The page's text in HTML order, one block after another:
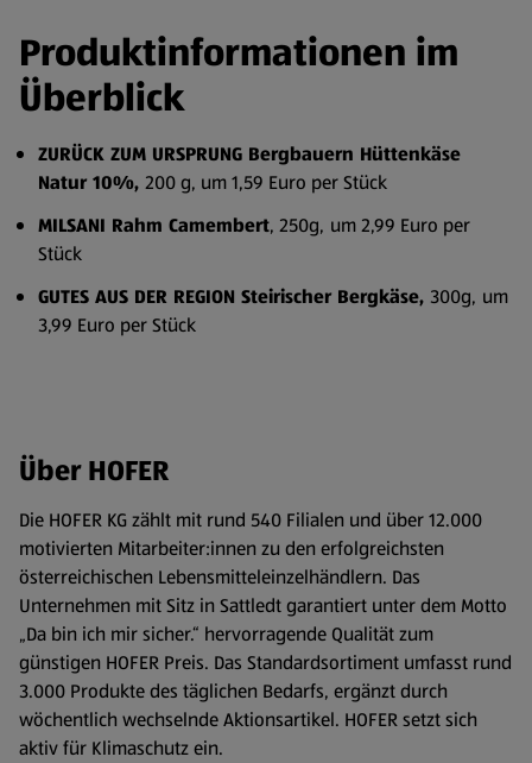
Produktinformationen im
Überblick
ZURÜCK ZUM URSPRUNG Bergbauern Hüttenkäse
Natur 10%, 200 g, um 1,59 Euro per Stück
MILSANI Rahm Camembert, 250g, um 2,99 Euro per
Stück
GUTES AUS DER REGION Steirischer Bergkäse, 300g, um
3,99 Euro per Stück
Über HOFER
Die HOFER KG zählt mit rund 540 Filialen und über 12.000
motivierten Mitarbeiter:innen zu den erfolgreichsten
österreichischen Lebensmitteleinzelhändlern. Das
Unternehmen mit Sitz in Sattledt garantiert unter dem Motto
„Da bin ich mir sicher.“ hervorragende Qualität zum
günstigen HOFER Preis. Das Standardsortiment umfasst rund
3.000 Produkte des täglichen Bedarfs, ergänzt durch
wöchentlich wechselnde Aktionsartikel. HOFER setzt sich
aktiv für Klimaschutz ein.